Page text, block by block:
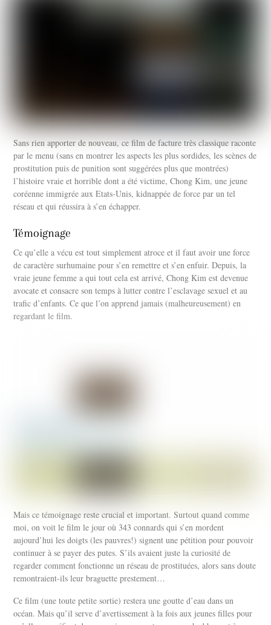
Sans rien apporter de nouveau, ce film de facture très classique raconte
par le menu (sans en montrer les aspects les plus sordides, les scènes de
prostitution puis de punition sont suggérées plus que montrées)
l’histoire vraie et horrible dont a été victime, Chong Kim, une jeune
coréenne immigrée aux Etats-Unis, kidnappée de force par un tel
réseau et qui réussira à s’en échapper.
Témoignage
Ce qu’elle a vécu est tout simplement atroce et il faut avoir une force
de caractère surhumaine pour s’en remettre et s’en enfuir. Depuis, la
vraie jeune femme a qui tout cela est arrivé, Chong Kim est devenue
avocate et consacre son temps à lutter contre l’esclavage sexuel et au
trafic d’enfants. Ce que l’on apprend jamais (malheureusement) en
regardant le film.
Mais ce témoignage reste crucial et important. Surtout quand comme
moi, on voit le film le jour où 343 connards qui s’en mordent
aujourd’hui les doigts (les pauvres!) signent une pétition pour pouvoir
continuer à se payer des putes. S’ils avaient juste la curiosité de
regarder comment fonctionne un réseau de prostituées, alors sans doute
remontraient-ils leur braguette prestement…
Ce film (une toute petite sortie) restera une goutte d’eau dans un
océan. Mais qu’il serve d’avertissement à la fois aux jeunes filles pour